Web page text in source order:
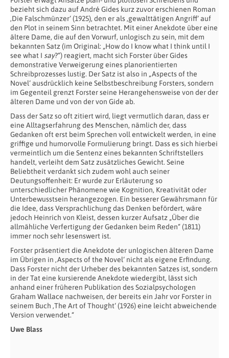
bezieht sich dazu auf André Gides kurz zuvor erschienen Roman
‚Die Falschmünzer‘ (1925), den er als ‚gewalttätigen Angriff‘ auf
den Plot in seinem Sinn betrachtet. Mit einer Anekdote über eine
ältere Dame, die auf den Vorwurf, unlogisch zu sein, mit dem
bekannten Satz (im Original: „How do I know what I think until I
see what I say?“) reagiert, macht sich Forster über Gides
demonstrative Verweigerung eines planorientierten
Schreibprozesses lustig. Der Satz ist also in „Aspects of the
Novel‘ ausdrücklich keine Selbstbeschreibung Forsters, sondern
im Gegenteil grenzt Forster seine Herangehensweise von der der
älteren Dame und von der von Gide ab.
Dass der Satz so oft zitiert wird, liegt vermutlich daran, dass er
eine Alltagserfahrung des Menschen, nämlich der, dass
Gedanken oft erst beim Sprechen voll entwickelt werden, in eine
griffige und humorvolle Formulierung bringt. Dass es sich hierbei
vermeintlich um die Sentenz eines bekannten Schriftstellers
handelt, verleiht dem Satz zusätzliches Gewicht. Seine
Beliebtheit verdankt sich zudem wohl auch seiner
Deutungsoffenheit: Er wurde zur Erläuterung so
unterschiedlicher Phänomene wie Kognition, Kreativität oder
Unterbewusstsein herangezogen. Ein besserer Gewährsmann für
die Idee, dass Versprachlichung das Denken befördert, wäre
jedoch Heinrich von Kleist, dessen kurzer Aufsatz „Über die
allmähliche Verfertigung der Gedanken beim Reden“ (1811)
immer noch sehr lesenswert ist.
Forster präsentiert die Anekdote der unlogischen älteren Dame
im Übrigen in ‚Aspects of the Novel‘ nicht als eigene Erfindung.
Dass Forster nicht der Urheber des bekannten Satzes ist, sondern
in der Tat eine kursierende Anekdote wiedergibt, lässt sich
anhand einer früheren Publikation des Sozialpsychologen
Graham Wallace nachweisen, der bereits ein Jahr vor Forster in
seinem Buch ‚The Art of Thought‘ (1926) eine leicht abweichende
Version verwendet.“
Uwe Blass